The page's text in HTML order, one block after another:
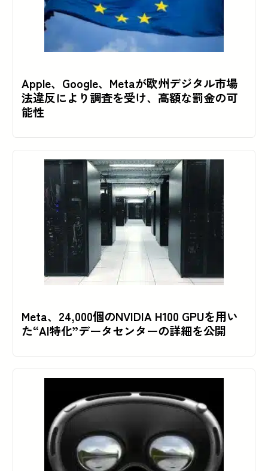
Apple、Google、Metaが欧州デジタル市場
法違反により調査を受け、高額な罰金の可
能性
Meta、24,000個のNVIDIA H100 GPUを用い
た“AI特化”データセンターの詳細を公開